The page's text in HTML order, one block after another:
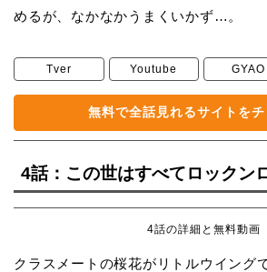
めるが、なかなかうまくいかず…。
Tver Youtube GYAO
無料で全話見れるサイトをチ
4話：この世はすべてロックン
4話の詳細と無料動画
クラスメートの桜花がリトルウイング